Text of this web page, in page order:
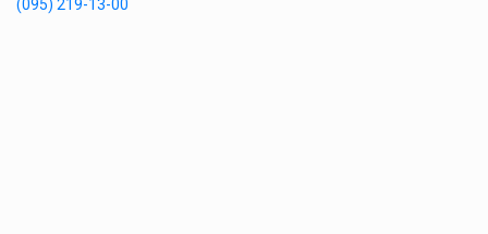
(095) 219-13-00